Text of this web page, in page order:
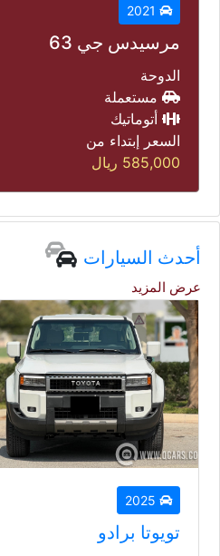
2022
أودي كيو 8
الدوحة
مستعملة
أتوماتيك
السعر إبتداء من
175,000 ريال
أحدث السيارات
عرض المزيد
2020
مرسيدس جي ال اي 63
اس اي ام جي
الدوحة
مستعملة
السعر إبتداء من
170,000
ريال